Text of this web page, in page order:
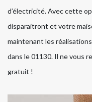
d’électricité. Avec cette
disparaitront et votre
maintenant les
dans le 01130. Il ne vous
gratuit !